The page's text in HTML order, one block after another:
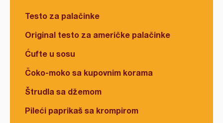
Testo za palačinke
Original testo za američke palačinke
Ćufte u sosu
Čoko-moko sa kupovnim korama
Štrudla sa džemom
Pileći paprikaš sa krompirom